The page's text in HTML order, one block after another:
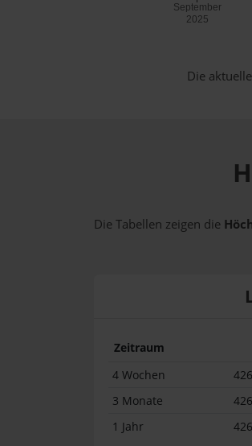
September
2025
Die
Die Tabellen zeigen die
Zeitraum
4 Wochen
3 Monate
1 Jahr